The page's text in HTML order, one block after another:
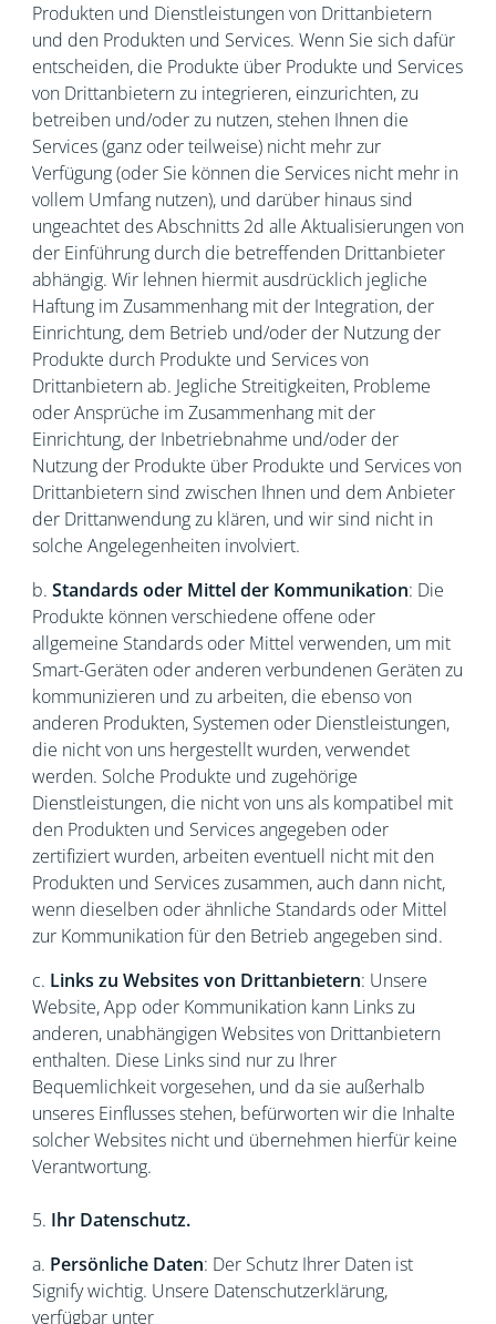
Produkten und Dienstleistungen von Drittanbietern
und den Produkten und Services. Wenn Sie sich dafür
entscheiden, die Produkte über Produkte und Services
von Drittanbietern zu integrieren, einzurichten, zu
betreiben und/oder zu nutzen, stehen Ihnen die
Services (ganz oder teilweise) nicht mehr zur
Verfügung (oder Sie können die Services nicht mehr in
vollem Umfang nutzen), und darüber hinaus sind
ungeachtet des Abschnitts 2d alle Aktualisierungen von
der Einführung durch die betreffenden Drittanbieter
abhängig. Wir lehnen hiermit ausdrücklich jegliche
Haftung im Zusammenhang mit der Integration, der
Einrichtung, dem Betrieb und/oder der Nutzung der
Produkte durch Produkte und Services von
Drittanbietern ab. Jegliche Streitigkeiten, Probleme
oder Ansprüche im Zusammenhang mit der
Einrichtung, der Inbetriebnahme und/oder der
Nutzung der Produkte über Produkte und Services von
Drittanbietern sind zwischen Ihnen und dem Anbieter
der Drittanwendung zu klären, und wir sind nicht in
solche Angelegenheiten involviert.
b. Standards oder Mittel der Kommunikation: Die
Produkte können verschiedene offene oder
allgemeine Standards oder Mittel verwenden, um mit
Smart-Geräten oder anderen verbundenen Geräten zu
kommunizieren und zu arbeiten, die ebenso von
anderen Produkten, Systemen oder Dienstleistungen,
die nicht von uns hergestellt wurden, verwendet
werden. Solche Produkte und zugehörige
Dienstleistungen, die nicht von uns als kompatibel mit
den Produkten und Services angegeben oder
zertifiziert wurden, arbeiten eventuell nicht mit den
Produkten und Services zusammen, auch dann nicht,
wenn dieselben oder ähnliche Standards oder Mittel
zur Kommunikation für den Betrieb angegeben sind.
c. Links zu Websites von Drittanbietern: Unsere
Website, App oder Kommunikation kann Links zu
anderen, unabhängigen Websites von Drittanbietern
enthalten. Diese Links sind nur zu Ihrer
Bequemlichkeit vorgesehen, und da sie außerhalb
unseres Einflusses stehen, befürworten wir die Inhalte
solcher Websites nicht und übernehmen hierfür keine
Verantwortung.
5. Ihr Datenschutz.
a. Persönliche Daten: Der Schutz Ihrer Daten ist
Signify wichtig. Unsere Datenschutzerklärung,
verfügbar unter